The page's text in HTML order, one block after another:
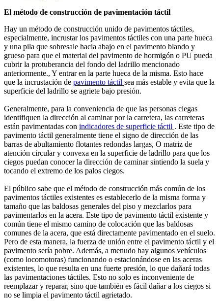
El método de construcción de pavimentación táctil
Hay un método de construcción unido de pavimentos táctiles,
especialmente, incrustar los pavimentos táctiles con una parte hueca
y una pila que sobresale hacia abajo en el pavimento blando y
grueso para que el material del pavimento de hormigón o PU pueda
cubrir la protuberancia del fondo del ladrillo mencionado
anteriormente., Y entrar en la parte hueca de la misma. Esto hace
que la incrustación de pavimento táctil sea más estable y evita que la
superficie del ladrillo se agriete bajo presión.
Generalmente, para la conveniencia de que las personas ciegas
identifiquen la dirección al caminar por la carretera, las carreteras
están pavimentadas con indicadores de superficie táctil . Este tipo de
pavimento táctil generalmente tiene el signo de dirección de las
barras de abultamiento flotantes redondas largas, O matriz de
atención circular y convexa en la superficie de ladrillo para que los
ciegos puedan conocer la dirección de caminar sintiendo la suela y
tocando el extremo de los palos ciegos.
El público sabe que el método de construcción más común de los
pavimentos táctiles existentes es establecerlo de la misma forma y
tamaño que las baldosas generales del piso y mezclarlos para
pavimentarlos en la acera. Este tipo de pavimento táctil existente y
común tiene el mismo camino de colocación que las baldosas
comunes de la acera, que está directamente pavimentado en el suelo.
Pero de esta manera, la fuerza de unión entre el pavimento táctil y el
pavimento sería pobre. Además, a menudo hay algunos vehículos
(como locomotoras) funcionando o estacionándose en las aceras
existentes, lo que resulta en una fuerte presión, lo que dañará todas
las pavimentaciones táctiles. Esto no solo es inconveniente de
reemplazar y reparar, sino que también es fácil dañar a los ciegos si
no se limpia el pavimento táctil agrietado.